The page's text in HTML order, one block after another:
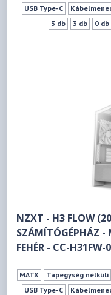
USB Type-C
3 db
3 db 0 db
NZXT - H3 FLOW
SZÁMÍTÓGÉPHÁZ -
FEHÉR - CC-H31FW-
MATX Tápegység nélküli
USB Type-C